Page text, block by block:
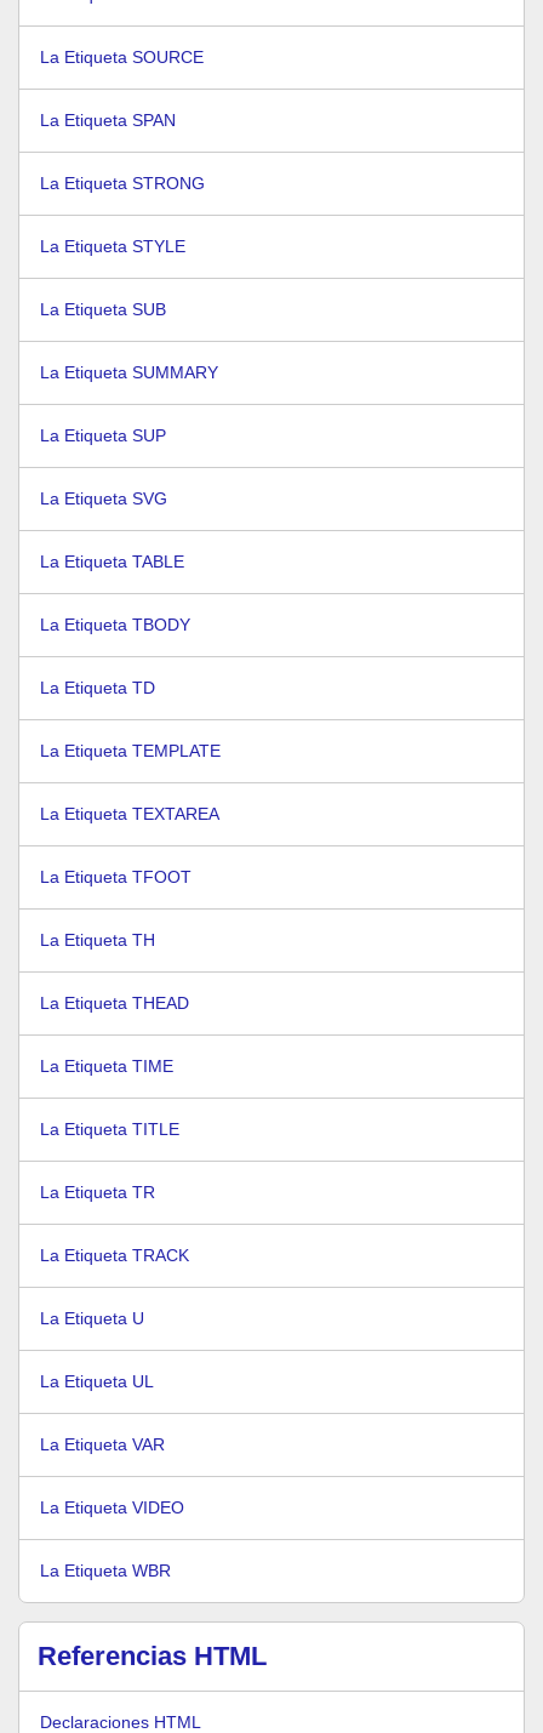
La Etiqueta SOURCE
La Etiqueta SPAN
La Etiqueta STRONG
La Etiqueta STYLE
La Etiqueta SUB
La Etiqueta SUMMARY
La Etiqueta SUP
La Etiqueta SVG
La Etiqueta TABLE
La Etiqueta TBODY
La Etiqueta TD
La Etiqueta TEMPLATE
La Etiqueta TEXTAREA
La Etiqueta TFOOT
La Etiqueta TH
La Etiqueta THEAD
La Etiqueta TIME
La Etiqueta TITLE
La Etiqueta TR
La Etiqueta TRACK
La Etiqueta U
La Etiqueta UL
La Etiqueta VAR
La Etiqueta VIDEO
La Etiqueta WBR
Referencias HTML
Declaraciones HTML